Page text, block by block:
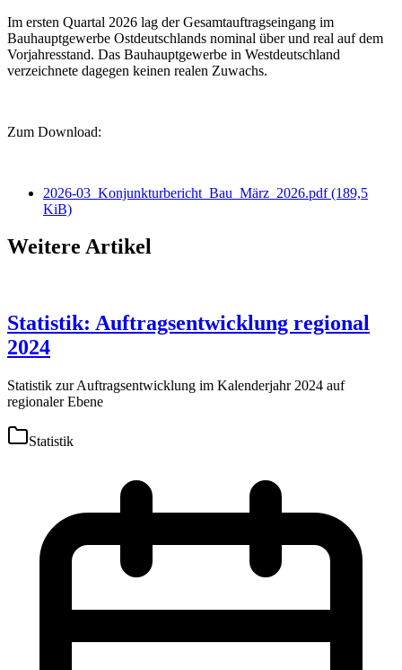
Im ersten Quartal 2026 lag der Gesamtauftragseingang im
Bauhauptgewerbe Ostdeutschlands nominal über und real auf dem
Vorjahresstand. Das Bauhauptgewerbe in Westdeutschland
verzeichnete dagegen keinen realen Zuwachs.
Zum Download:
2026-03_Konjunkturbericht_Bau_März_2026.pdf(189,5
KiB)
Weitere Artikel
Statistik: Auftragsentwicklung regional
2024
Statistik zur Auftragsentwicklung im Kalenderjahr 2024 auf
regionaler Ebene
Statistik